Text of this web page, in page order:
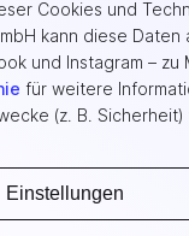
Cookies und
kann diese
und Instagram –
für weitere
(z. B. Sicherheit)
Einstellungen
ist
was zu einer
eine höhere